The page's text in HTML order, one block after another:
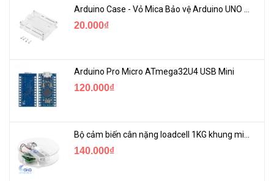
20.000₫
Arduino Pro Micro ATmega32U4 USB Mini
120.000₫
140.000₫